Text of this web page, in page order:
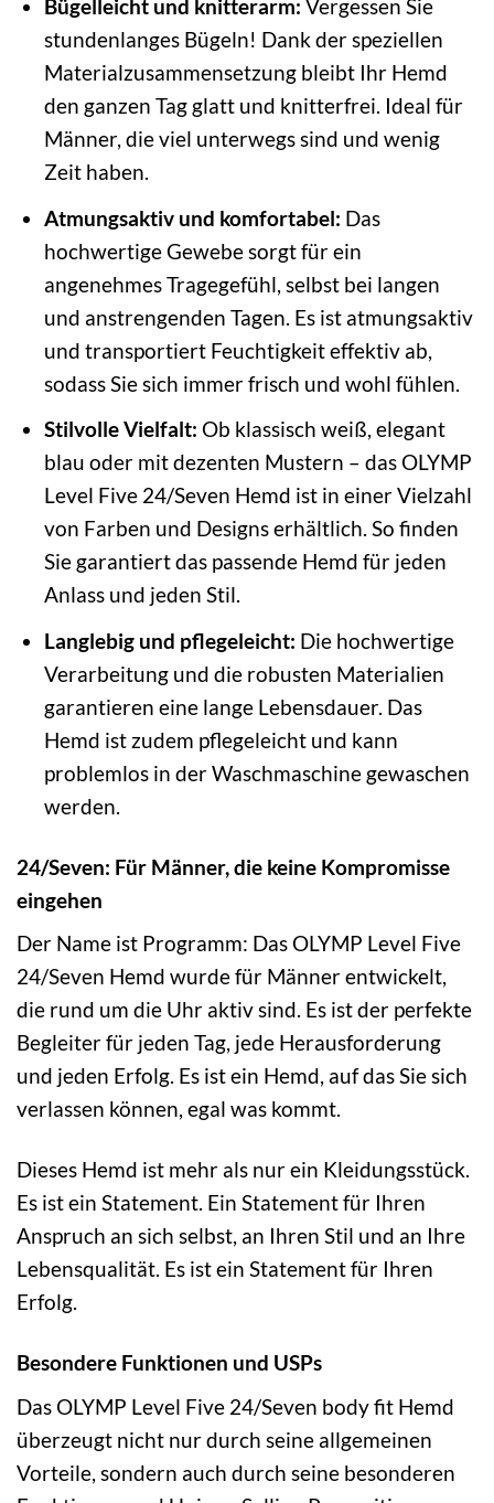
Bügelleicht und knitterarm: Vergessen Sie
stundenlanges Bügeln! Dank der speziellen
Materialzusammensetzung bleibt Ihr Hemd
den ganzen Tag glatt und knitterfrei. Ideal für
Männer, die viel unterwegs sind und wenig
Zeit haben.
Atmungsaktiv und komfortabel: Das
hochwertige Gewebe sorgt für ein
angenehmes Tragegefühl, selbst bei langen
und anstrengenden Tagen. Es ist atmungsaktiv
und transportiert Feuchtigkeit effektiv ab,
sodass Sie sich immer frisch und wohl fühlen.
Stilvolle Vielfalt: Ob klassisch weiß, elegant
blau oder mit dezenten Mustern – das OLYMP
Level Five 24/Seven Hemd ist in einer Vielzahl
von Farben und Designs erhältlich. So finden
Sie garantiert das passende Hemd für jeden
Anlass und jeden Stil.
Langlebig und pflegeleicht: Die hochwertige
Verarbeitung und die robusten Materialien
garantieren eine lange Lebensdauer. Das
Hemd ist zudem pflegeleicht und kann
problemlos in der Waschmaschine gewaschen
werden.
24/Seven: Für Männer, die keine Kompromisse
eingehen
Der Name ist Programm: Das OLYMP Level Five
24/Seven Hemd wurde für Männer entwickelt,
die rund um die Uhr aktiv sind. Es ist der perfekte
Begleiter für jeden Tag, jede Herausforderung
und jeden Erfolg. Es ist ein Hemd, auf das Sie sich
verlassen können, egal was kommt.
Dieses Hemd ist mehr als nur ein Kleidungsstück.
Es ist ein Statement. Ein Statement für Ihren
Anspruch an sich selbst, an Ihren Stil und an Ihre
Lebensqualität. Es ist ein Statement für Ihren
Erfolg.
Besondere Funktionen und USPs
Das OLYMP Level Five 24/Seven body fit Hemd
überzeugt nicht nur durch seine allgemeinen
Vorteile, sondern auch durch seine besonderen